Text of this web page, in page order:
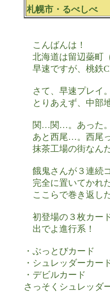
札幌市・るべしべ
こんばんは！
北海道は留辺蘂町
早速ですが、桃鉄
さて、早速プレイ。
とりあえず、中部
関…関…。あった。
あと西尾…。西尾っ
抹茶工場の街なん
餓鬼さんが３連続
完全に置いてかれ
ここらで巻き返し
初登場の３枚カー
出でよ進行系！
・ぶっとびカード
・シュレッダーカー
・デビルカード
さっそくシュレッダ